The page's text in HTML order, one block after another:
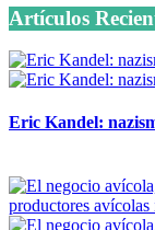
Artículos
Eric Kandel: